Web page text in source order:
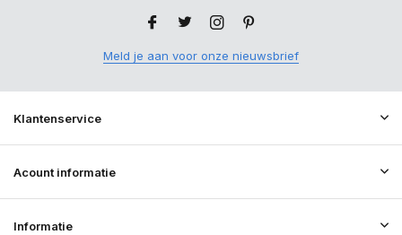
Meld je aan voor onze nieuwsbrief
Klantenservice
Acount informatie
Informatie